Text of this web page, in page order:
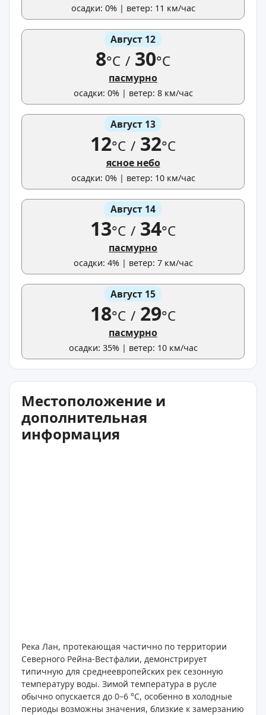
осадки: 0% | ветер: 11 км/час
Август 12
8°C / 30°C
пасмурно
осадки: 0% | ветер: 8 км/час
Август 13
12°C / 32°C
ясное небо
осадки: 0% | ветер: 10 км/час
Август 14
13°C / 34°C
пасмурно
осадки: 4% | ветер: 7 км/час
Август 15
18°C / 29°C
пасмурно
осадки: 35% | ветер: 10 км/час
Местоположение и
дополнительная
информация
Река Лан, протекающая частично по территории
Северного Рейна-Вестфалии, демонстрирует
типичную для среднеевропейских рек сезонную
температуру воды. Зимой температура в русле
обычно опускается до 0–6 °C, особенно в холодные
периоды возможны значения, близкие к замерзанию